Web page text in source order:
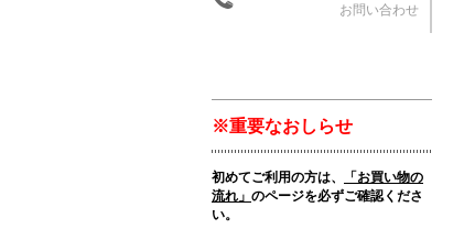
お問い合わせ
※重要なおしらせ
初めてご利用の方は、
「お買い物の
流れ」 のページを必ずご確認くださ
い。